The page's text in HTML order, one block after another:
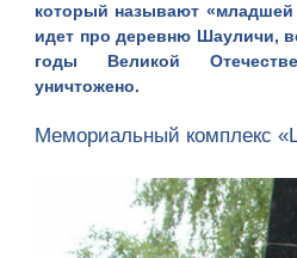
который называют «младшей
идет про деревню Шауличи,
годы Великой
уничтожено.
Мемориальный комплекс